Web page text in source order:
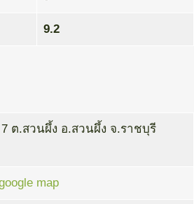
9.2
ต.สวนผึ้ง อ.สวนผึ้ง จ.ราชบุรี
map